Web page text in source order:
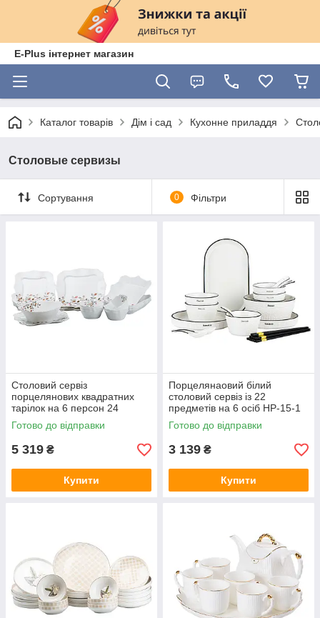
E-Plus інтернет магазин
Каталог товарів Дім і сад Кухонне приладдя
Столовые сервизы
Сортування 0 Фільтри
Столовий сервіз
порцелянових квадратних
тарілок на 6 персон 24
предмети білий HP23405
Готово до відправки
5 319 ₴
Купити
Порцелянаовий білий
столовий сервіз із 22
предметів на 6 осіб HP-15-1
Готово до відправки
3 139 ₴
Купити